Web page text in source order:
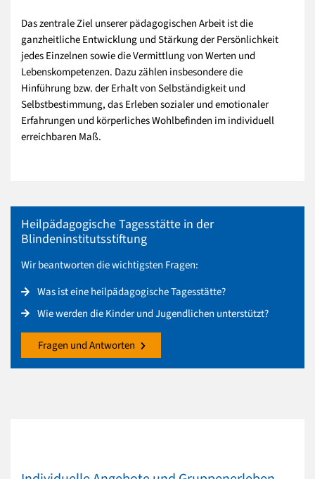
Das zentrale Ziel unserer pädagogischen Arbeit ist die
ganzheitliche Entwicklung und Stärkung der Persönlichkeit
jedes Einzelnen sowie die Vermittlung von Werten und
Lebenskompetenzen. Dazu zählen insbesondere die
Hinführung bzw. der Erhalt von Selbständigkeit und
Selbstbestimmung, das Erleben sozialer und emotionaler
Erfahrungen und körperliches Wohlbefinden im individuell
erreichbaren Maß.
Heilpädagogische Tagesstätte in der
Blindeninstitutsstiftung
Wir beantworten die wichtigsten Fragen:
Was ist eine heilpädagogische Tagesstätte?
Wie werden die Kinder und Jugendlichen unterstützt?
Fragen und Antworten